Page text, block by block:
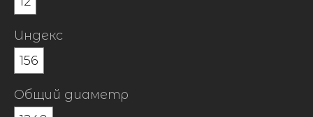
Индекс
156
Общий диаметр